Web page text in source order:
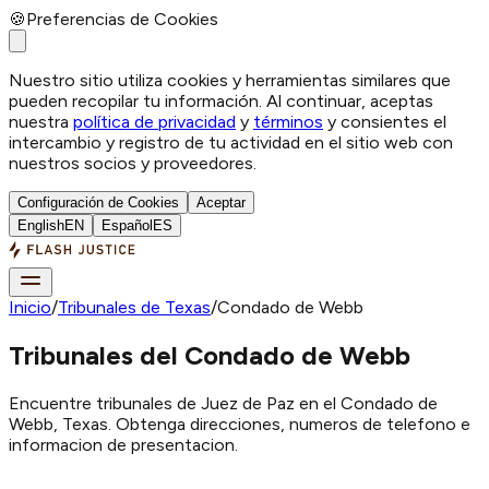
🍪Preferencias de Cookies
Nuestro sitio utiliza cookies y herramientas similares que
pueden recopilar tu información. Al continuar, aceptas
nuestra política de privacidad y términos y consientes el
intercambio y registro de tu actividad en el sitio web con
nuestros socios y proveedores.
Configuración de Cookies
Aceptar
EnglishEN Español ES
Inicio/Tribunales de Texas/Condado de Webb
Tribunales del Condado de Webb
Encuentre tribunales de Juez de Paz en el Condado de
Webb, Texas. Obtenga direcciones, numeros de telefono e
informacion de presentacion.